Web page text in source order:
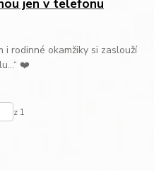
jen v telefonu
i rodinné okamžiky si zaslouží
❤️
z 1